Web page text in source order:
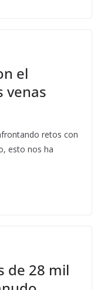
el
venas
retos con
esto nos ha
de 28 mil